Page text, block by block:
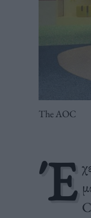
The AOC
Έ